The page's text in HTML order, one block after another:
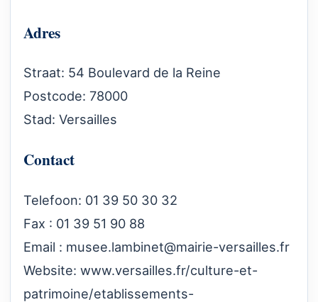
Adres
Straat: 54 Boulevard de la Reine
Postcode: 78000
Stad: Versailles
Contact
Telefoon: 01 39 50 30 32
Fax : 01 39 51 90 88
Email : musee.lambinet@mairie-versailles.fr
Website: www.versailles.fr/culture-et-
patrimoine/etablissements-